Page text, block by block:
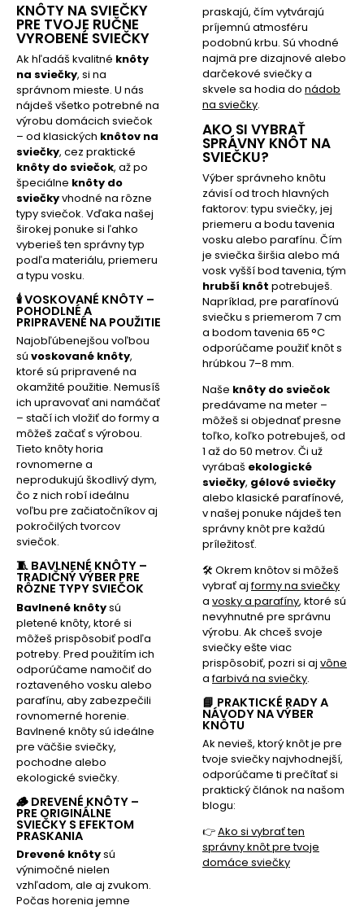
KNÔTY NA SVIEČKY
PRE TVOJE RUČNE
VYROBENÉ SVIEČKY
Ak hľadáš kvalitné knôty
na sviečky, si na
správnom mieste. U nás
nájdeš všetko potrebné na
výrobu domácich sviečok
– od klasických knôtov na
sviečky, cez praktické
knôty do sviečok, až po
špeciálne knôty do
sviečkyvhodné na rôzne
typy sviečok. Vďaka našej
širokej ponuke si ľahko
vyberieš ten správny typ
podľa materiálu, priemeru
a typu vosku.
🕯️ VOSKOVANÉ KNÔTY –
POHODLNÉ A
PRIPRAVENÉ NA POUŽITIE
Najobľúbenejšou voľbou
sú voskované knôty,
ktoré sú pripravené na
okamžité použitie. Nemusíš
ich upravovať ani namáčať
– stačí ich vložiť do formy a
môžeš začať s výrobou.
Tieto knôty horia
rovnomerne a
neprodukujú škodlivý dym,
čo z nich robí ideálnu
voľbu pre začiatočníkov aj
pokročilých tvorcov
sviečok.
🧵 BAVLNENÉ KNÔTY –
TRADIČNÝ VÝBER PRE
RÔZNE TYPY SVIEČOK
Bavlnené knôtysú
pletené knôty, ktoré si
môžeš prispôsobiť podľa
potreby. Pred použitím ich
odporúčame namočiť do
roztaveného vosku alebo
parafínu, aby zabezpečili
rovnomerné horenie.
Bavlnené knôty sú ideálne
pre väčšie sviečky,
pochodne alebo
ekologické sviečky.
🪵 DREVENÉ KNÔTY –
PRE ORIGINÁLNE
SVIEČKY S EFEKTOM
PRASKANIA
Drevené knôtysú
výnimočné nielen
vzhľadom, ale aj zvukom.
Počas horenia jemne
praskajú, čím vytvárajú
príjemnú atmosféru
podobnú krbu. Sú vhodné
najmä pre dizajnové alebo
darčekové sviečky a
skvele sa hodia do nádob
na sviečky.
AKO SI VYBRAŤ
SPRÁVNY KNÔT NA
SVIEČKU?
Výber správneho knôtu
závisí od troch hlavných
faktorov: typu sviečky, jej
priemeru a bodu tavenia
vosku alebo parafínu. Čím
je sviečka širšia alebo má
vosk vyšší bod tavenia, tým
hrubší knôt potrebuješ.
Napríklad, pre parafínovú
sviečku s priemerom 7 cm
a bodom tavenia 65 °C
odporúčame použiť knôt s
hrúbkou 7–8 mm.
Naše knôty do sviečok
predávame na meter –
môžeš si objednať presne
toľko, koľko potrebuješ, od
1 až do 50 metrov. Či už
vyrábaš ekologické
sviečky, gélové sviečky
alebo klasické parafínové,
v našej ponuke nájdeš ten
správny knôt pre každú
príležitosť.
🛠️ Okrem knôtov si môžeš
vybrať ajformy na sviečky
a vosky a parafíny, ktoré sú
nevyhnutné pre správnu
výrobu. Ak chceš svoje
sviečky ešte viac
prispôsobiť, pozri si aj vône
afarbivá na sviečky.
📘 PRAKTICKÉ RADY A
NÁVODY NA VÝBER
KNÔTU
Ak nevieš, ktorý knôt je pre
tvoje sviečky najvhodnejší,
odporúčame ti prečítať si
praktický článok na našom
blogu:
👉Ako si vybrať ten
správny knôt pre tvoje
domáce sviečky